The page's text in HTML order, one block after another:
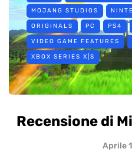
MOJANG STUDIOS
ORIGINALS PC PS4
VIDEO GAME FEATURES
XBOX SERIES X|S
Recensione di
Aprile